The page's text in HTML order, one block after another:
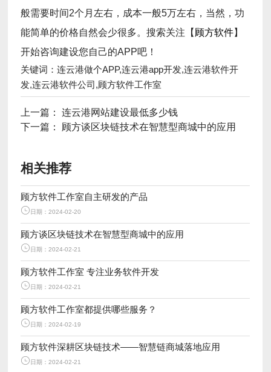
般需要时间2个月左右，成本一般5万左右，当然，功
能简单的价格自然会少很多。搜索关注【 顾方软件】
开始咨询建设您自己的APP吧！
关键词：连云港做个APP,连云港app开发,连云港软件开
发,连云港软件公司,顾方软件工作室
上一篇：连云港网站建设最低多少钱
下一篇： 顾方谈区块链技术在智慧型商城中的应用
相关推荐
顾方软件工作室自主研发的产品
日期：2024-02-20
顾方谈区块链技术在智慧型商城中的应用
日期：2024-02-21
顾方软件工作室 专注业务软件开发
日期：2024-02-21
顾方软件工作室都提供哪些服务？
日期：2024-02-19
顾方软件深耕区块链技术——智慧链商城落地应用
日期：2024-02-21